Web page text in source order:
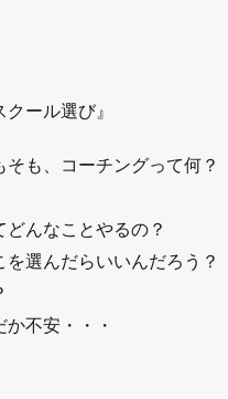
ール選び』
も、コーチングって何？
んなことやるの？
選んだらいいんだろう？
不安・・・